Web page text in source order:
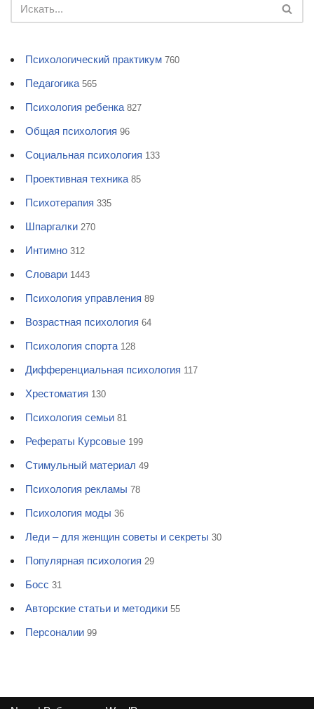
Психологический практикум 760
Педагогика 565
Психология ребенка 827
Общая психология 96
Социальная психология 133
Проективная техника 85
Психотерапия 335
Шпаргалки 270
Интимно 312
Словари 1443
Психология управления 89
Возрастная психология 64
Психология спорта 128
Дифференциальная психология 117
Хрестоматия 130
Психология семьи 81
Рефераты Курсовые 199
Стимульный материал 49
Психология рекламы 78
Психология моды 36
Леди – для женщин советы и секреты 30
Популярная психология 29
Босс 31
Авторские статьи и методики 55
Персоналии 99